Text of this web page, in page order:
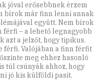
jóval erősebbnek érzem
bírok már finn lenni annak
együtt. Nem bírok
– a lehető legnagyobb
azt a jelzőt, hogy tipikus.
férfi. Valójában a finn férfit
meg ehhez hasonló
túl csúnyák ahhoz, hogy
jó kis külföldi pasit.